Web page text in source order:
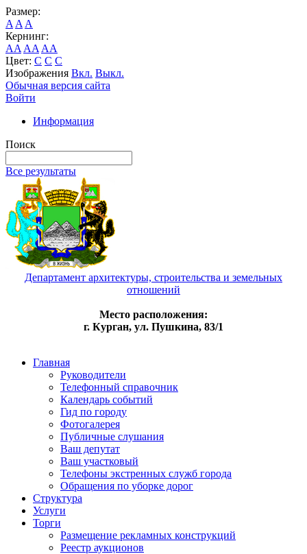
Размер:
A A A
Кернинг:
AA AA AA
Цвет: C C C
Изображения Вкл. Выкл.
Обычная версия сайта
Войти
Информация
Поиск
Все результаты
Департамент архитектуры, строительства и земельных
отношений
Место расположения:
г. Курган, ул. Пушкина, 83/1
Главная
Руководители
Телефонный справочник
Календарь событий
Гид по городу
Фотогалерея
Публичные слушания
Ваш депутат
Ваш участковый
Телефоны экстренных служб города
Обращения по уборке дорог
Структура
Услуги
Торги
Размещение рекламных конструкций
Реестр аукционов